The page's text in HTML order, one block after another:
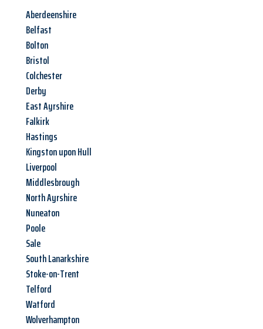
Aberdeenshire
Belfast
Bolton
Bristol
Colchester
Derby
East Ayrshire
Falkirk
Hastings
Kingston upon Hull
Liverpool
Middlesbrough
North Ayrshire
Nuneaton
Poole
Sale
South Lanarkshire
Stoke-on-Trent
Telford
Watford
Wolverhampton